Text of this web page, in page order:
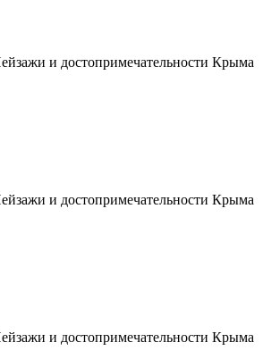
и достопримечательности Крыма
и достопримечательности Крыма
и достопримечательности Крыма